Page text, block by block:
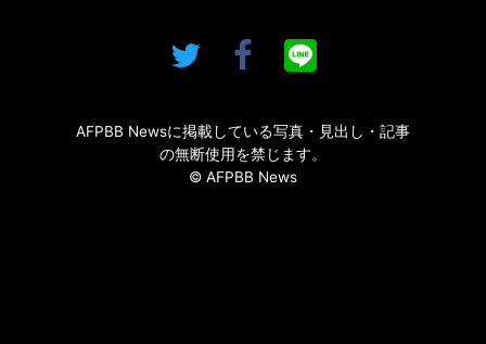
AFPBB Newsに掲載している写真・見出し・記事
の無断使用を禁じます。
© AFPBB News